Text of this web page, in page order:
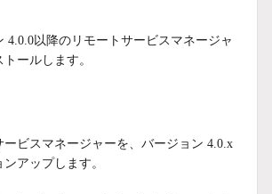
4.0.0以降のリモートサービスマネージャ
ールします。
ービスマネージャーを、バージョン 4.0.x
アップします。